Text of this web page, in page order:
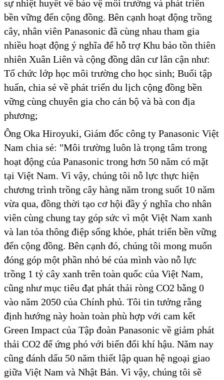
sự nhiệt huyết về bảo vệ môi trường và phát triển
bền vững đến cộng đồng. Bên cạnh hoạt động trồng
cây, nhân viên Panasonic đã cùng nhau tham gia
nhiều hoạt động ý nghĩa để hỗ trợ Khu bảo tồn thiên
nhiên Xuân Liên và cộng đồng dân cư lân cận như:
Tổ chức lớp học môi trường cho học sinh; Buổi tập
huấn, chia sẻ về phát triển du lịch cộng đồng bền
vững cùng chuyên gia cho cán bộ và bà con địa
phương;
Ông Oka Hiroyuki, Giám đốc công ty Panasonic Việt
Nam chia sẻ: "Môi trường luôn là trọng tâm trong
hoạt động của Panasonic trong hơn 50 năm có mặt
tại Việt Nam. Vì vậy, chúng tôi nỗ lực thực hiện
chương trình trồng cây hàng năm trong suốt 10 năm
vừa qua, đồng thời tạo cơ hội đầy ý nghĩa cho nhân
viên cùng chung tay góp sức vì một Việt Nam xanh
và lan tỏa thông điệp sống khỏe, phát triển bền vững
đến cộng đồng. Bên cạnh đó, chúng tôi mong muốn
đóng góp một phần nhỏ bé của mình vào nỗ lực
trồng 1 tỷ cây xanh trên toàn quốc của Việt Nam,
cũng như mục tiêu đạt phát thải ròng CO2 bằng 0
vào năm 2050 của Chính phủ. Tôi tin tưởng rằng
định hướng này hoàn toàn phù hợp với cam kết
Green Impact của Tập đoàn Panasonic về giảm phát
thải CO2 để ứng phó với biến đổi khí hậu. Năm nay
cũng đánh dấu 50 năm thiết lập quan hệ ngoại giao
giữa Việt Nam và Nhật Bản. Vì vậy, chúng tôi sẽ